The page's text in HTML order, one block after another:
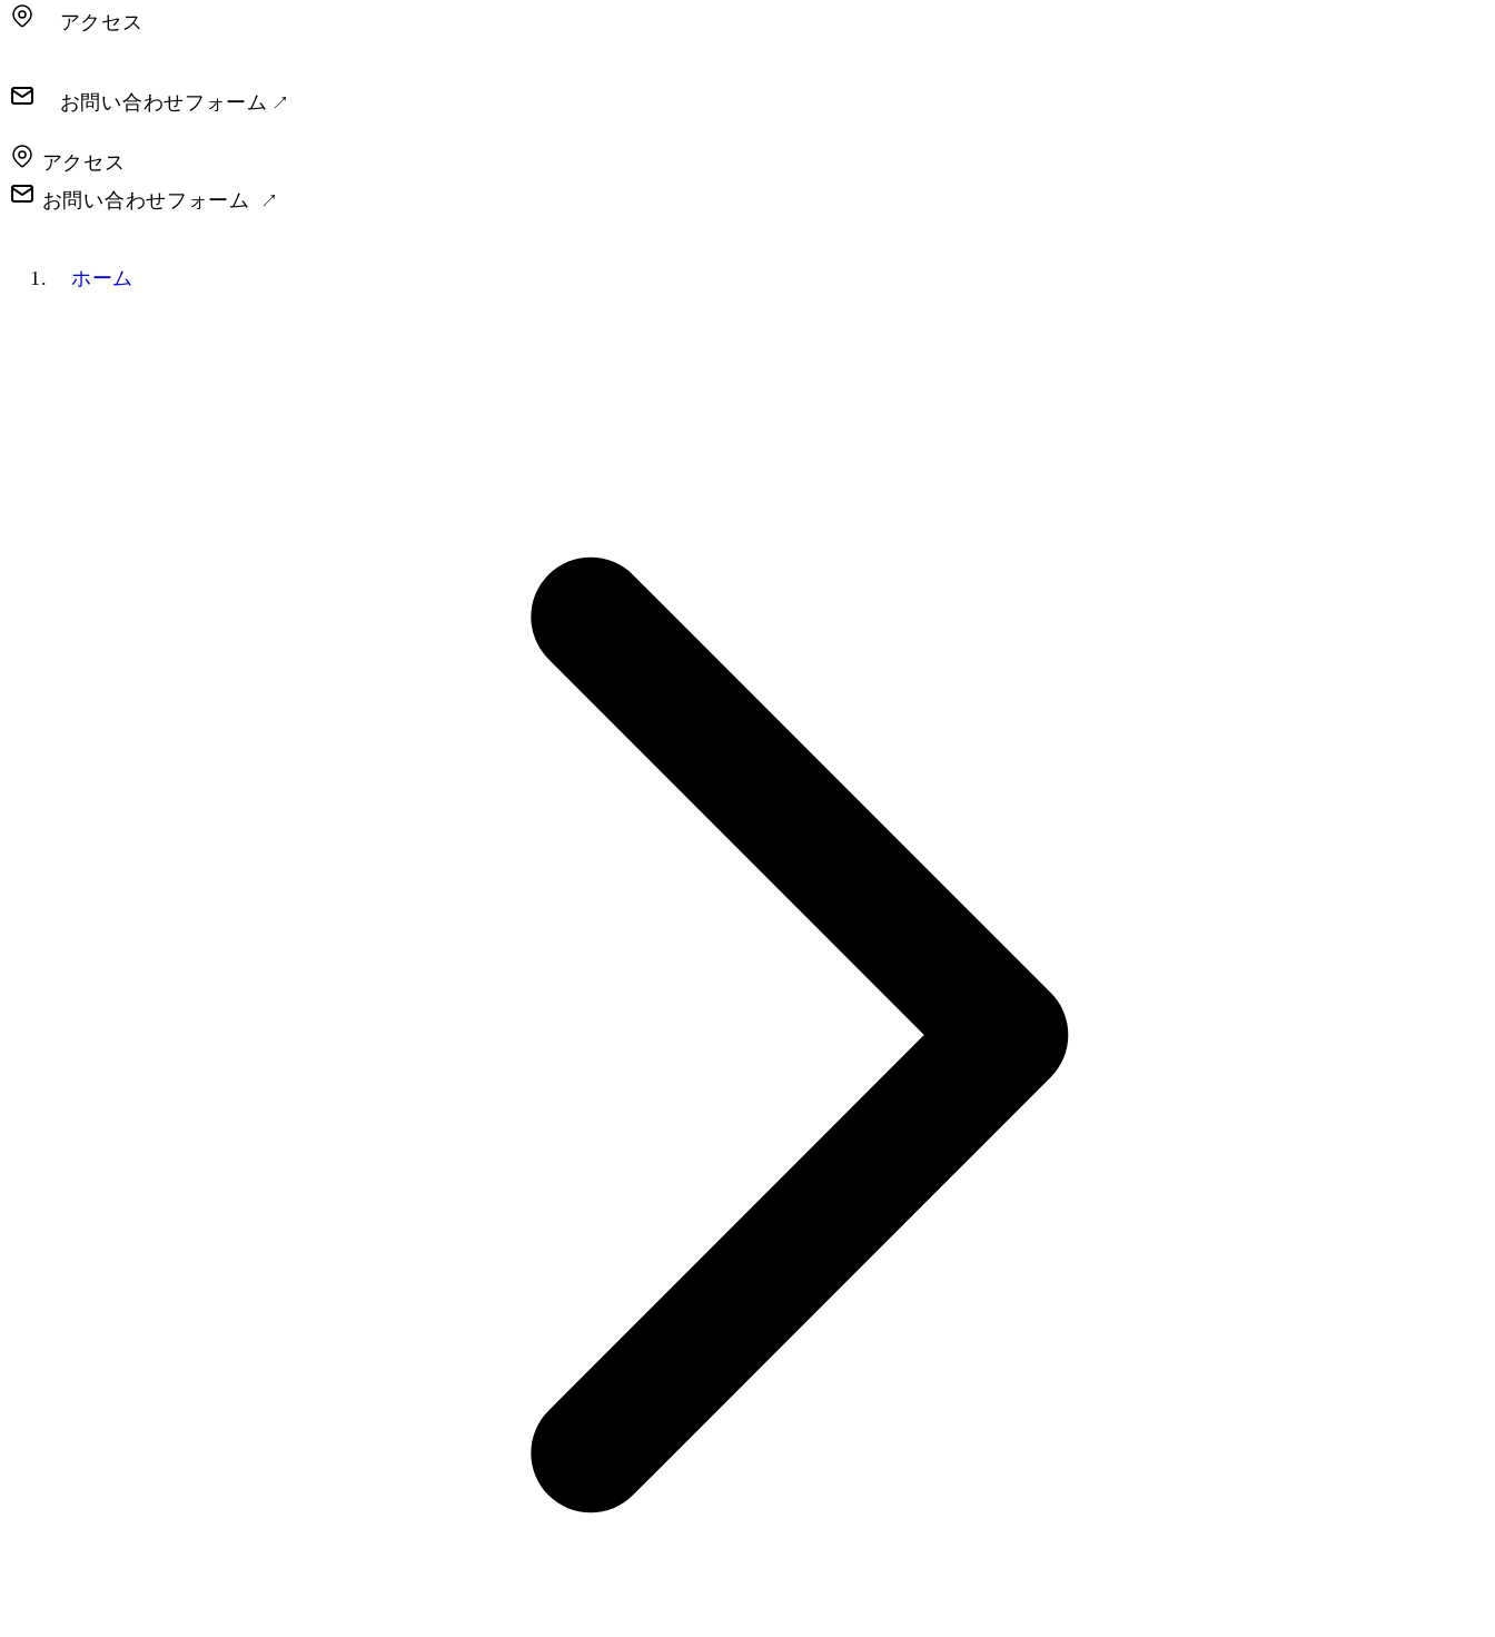
アクセス
お問い合わせフォーム
アクセス
お問い合わせフォーム
ホーム